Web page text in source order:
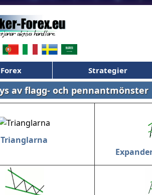
Strategier
av flagg- och pennantmönster
Trianglarna